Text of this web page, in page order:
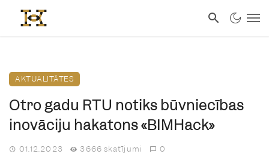
AKTUALITĀTES
Otro gadu RTU notiks būvniecības
inovāciju hakatons «BIMHack»
01.12.2023 3666 skatījumi 0